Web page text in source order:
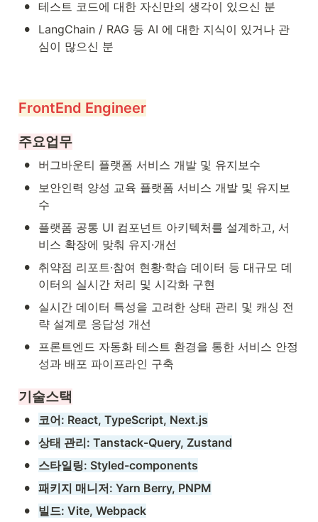
• 테스트 코드에 대한 자신만의 생각이 있으신 분
•
LangChain / RAG 등 AI 에 대한 지식이 있거나 관
심이 많으신 분
FrontEnd Engineer
주요업무
• 버그바운티 플랫폼 서비스 개발 및 유지보수
•
보안인력 양성 교육 플랫폼 서비스 개발 및 유지보
수
•
플랫폼 공통 UI 컴포넌트 아키텍처를 설계하고, 서
비스 확장에 맞춰 유지·개선
•
취약점 리포트·참여 현황·학습 데이터 등 대규모 데
이터의 실시간 처리 및 시각화 구현
•
실시간 데이터 특성을 고려한 상태 관리 및 캐싱 전
략 설계로 응답성 개선
•
프론트엔드 자동화 테스트 환경을 통한 서비스 안정
성과 배포 파이프라인 구축
기술스택
• 코어: React, TypeScript, Next.js
• 상태 관리: Tanstack-Query, Zustand
• 스타일링: Styled-components
• 패키지 매니저: Yarn Berry, PNPM
• 빌드: Vite, Webpack